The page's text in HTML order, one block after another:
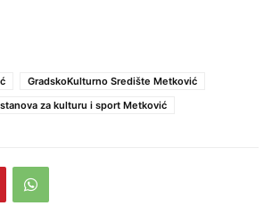
GradskoKulturno Središte Metković
za kulturu i sport Metković